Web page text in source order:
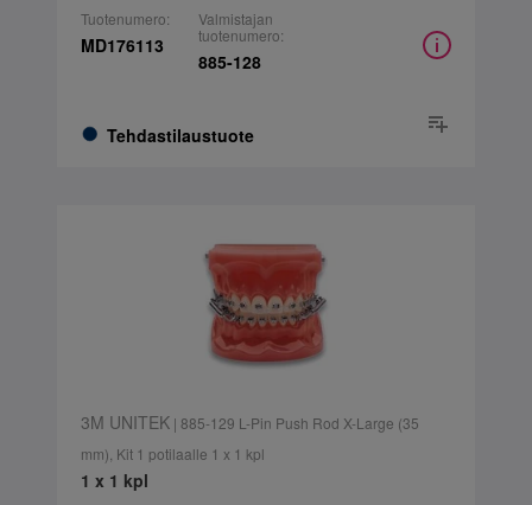
Tuotenumero:
MD176113
Tehdastilaustuote
Valmistajan
tuotenumero:
885-128
3M UNITEK| 885-129 L-Pin Push Rod X-Large (35
mm), Kit 1 potilaalle 1 x 1 kpl
1 x 1 kpl